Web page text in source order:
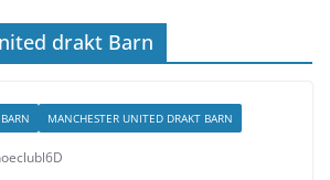
drakt Barn
MANCHESTER UNITED DRAKT BARN